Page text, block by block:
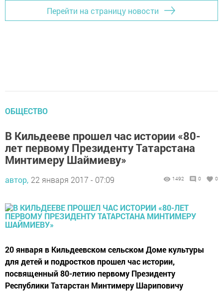
Перейти на страницу новости
ОБЩЕСТВО
В Кильдееве прошел час истории «80-
лет первому Президенту Татарстана
Минтимеру Шаймиеву»
автор, 22 января 2017 - 07:09 1492 0 0
20 января в Кильдеевском сельском Доме культуры
для детей и подростков прошел час истории,
посвященный 80-летию первому Президенту
Республики Татарстан Минтимеру Шариповичу